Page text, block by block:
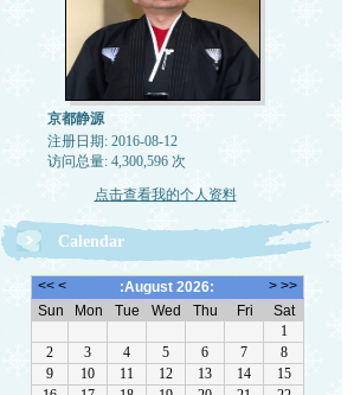
京都静源
注册日期: 2016-08-12
访问总量: 4,300,596 次
点击查看我的个人资料
Calendar